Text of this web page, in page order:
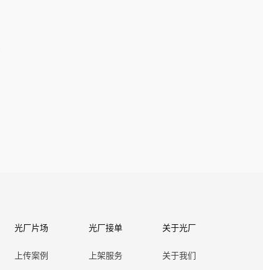
光厂片场
上传案例
光厂接单
上架服务
关于光厂
关于我们